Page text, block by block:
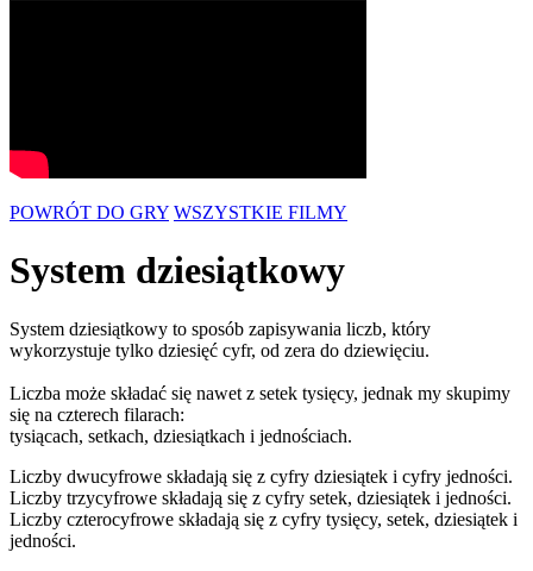
POWRÓT DO GRY WSZYSTKIE FILMY
System dziesiątkowy
System dziesiątkowy to sposób zapisywania liczb, który
wykorzystuje tylko dziesięć cyfr, od zera do dziewięciu.
Liczba może składać się nawet z setek tysięcy, jednak my skupimy
się na czterech filarach:
tysiącach, setkach, dziesiątkach i jednościach.
Liczby dwucyfrowe składają się z cyfry dziesiątek i cyfry jedności.
Liczby trzycyfrowe składają się z cyfry setek, dziesiątek i jedności.
Liczby czterocyfrowe składają się z cyfry tysięcy, setek, dziesiątek i
jedności.